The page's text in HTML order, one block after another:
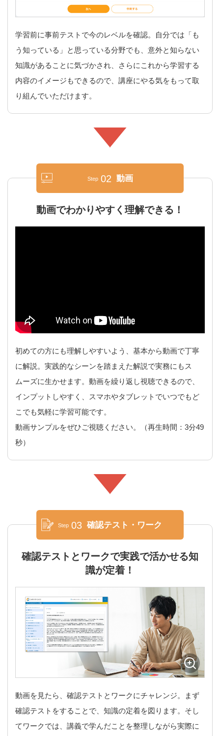
学習前に事前テストで今のレベルを確認。自分では「も
う知っている」と思っている分野でも、意外と知らない
知識があることに気づかされ、さらにこれから学習する
内容のイメージもできるので、講座にやる気をもって取
り組んでいただけます。
Step 02 動画
動画でわかりやすく理解できる！
初めての方にも理解しやすいよう、基本から動画で丁寧
に解説。実践的なシーンを踏まえた解説で実務にもス
ムーズに生かせます。動画を繰り返し視聴できるので、
インプットしやすく、スマホやタブレットでいつでもど
こでも気軽に学習可能です。
動画サンプルをぜひご視聴ください。（再生時間：3分49
秒）
Step 03 確認テスト・ワーク
確認テストとワークで実践で活かせる知
識が定着！
動画を見たら、確認テストとワークにチャレンジ。まず
確認テストをすることで、知識の定着を図ります。そし
てワークでは、講義で学んだことを整理しながら実際に